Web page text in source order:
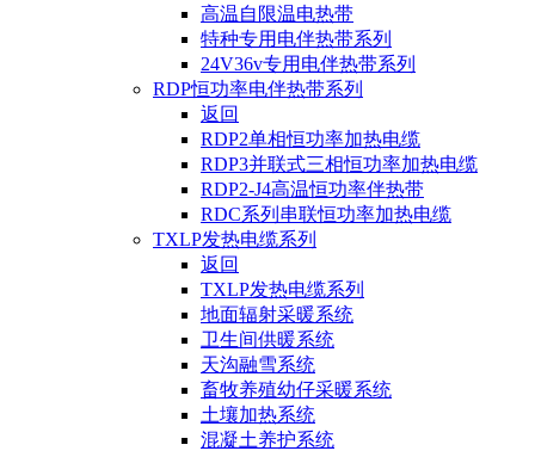
高温自限温电热带
特种专用电伴热带系列
24V36v专用电伴热带系列
RDP恒功率电伴热带系列
返回
RDP2单相恒功率加热电缆
RDP3并联式三相恒功率加热电缆
RDP2-J4高温恒功率伴热带
RDC系列串联恒功率加热电缆
TXLP发热电缆系列
返回
TXLP发热电缆系列
地面辐射采暖系统
卫生间供暖系统
天沟融雪系统
畜牧养殖幼仔采暖系统
土壤加热系统
混凝土养护系统